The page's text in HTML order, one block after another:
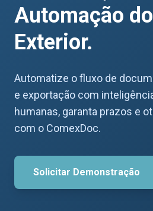
Automação
Exterior.
Automatize o fluxo de
e exportação com
humanas, garanta prazos e
com o ComexDoc.
Solicitar Demonstração